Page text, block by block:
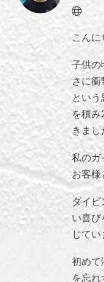
Website
こんに
子供の
さに衝
とい
を積
きまし
私のガ
お客様
ダイ
い喜
じてい
初めて
を忘